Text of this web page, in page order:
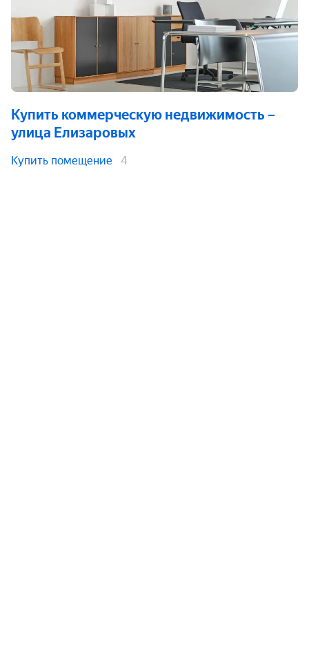
Купить коммерческую недвижимость –
улица Елизаровых
Купить помещение 4